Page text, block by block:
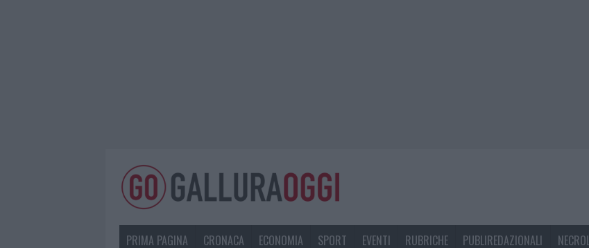
PRIMA PAGINA CRONACA ECONOMIA SPORT EVENTI RUBRICHE PUBLIREDAZIONALI